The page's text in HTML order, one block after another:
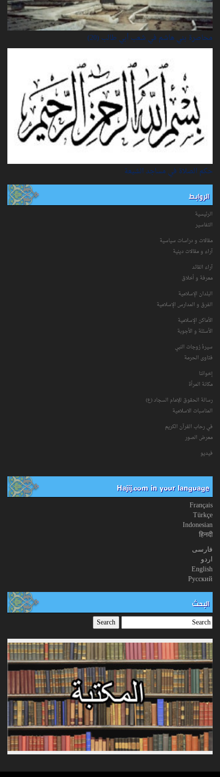
محاصرة بني هاشم في شعب أبي طالب (20)
حكم الصلاة في مساجد الشيعة
الروابط
الرئيسية
التفاسیر
مقالات و دراسات سياسية
آراء و مقالات دينية
آراء القائد
معرفة و أخلاق
البلدان الإسلامية
الفرق و المدارس الإسلامية
الأماكن الإسلامية
الأسئلة و الأجوبة
سیرۀ زوجات النبي
فتاوی الحرمة
إخواننا
مكانة‌ المرأة
رسالة الحقوق للإمام السجاد (ع)
المناسبات الاسلامیة
في رحاب القرآن الکریم
معرض الصور
فیدیو
Hajij.com in your language
Français
Türkçe
Indonesian
हिनदी
فارسی
اردو
English
Русский
البحث